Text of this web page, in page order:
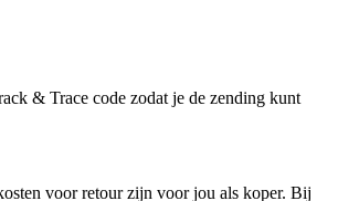
& Trace code zodat je de zending kunt
voor retour zijn voor jou als koper. Bij